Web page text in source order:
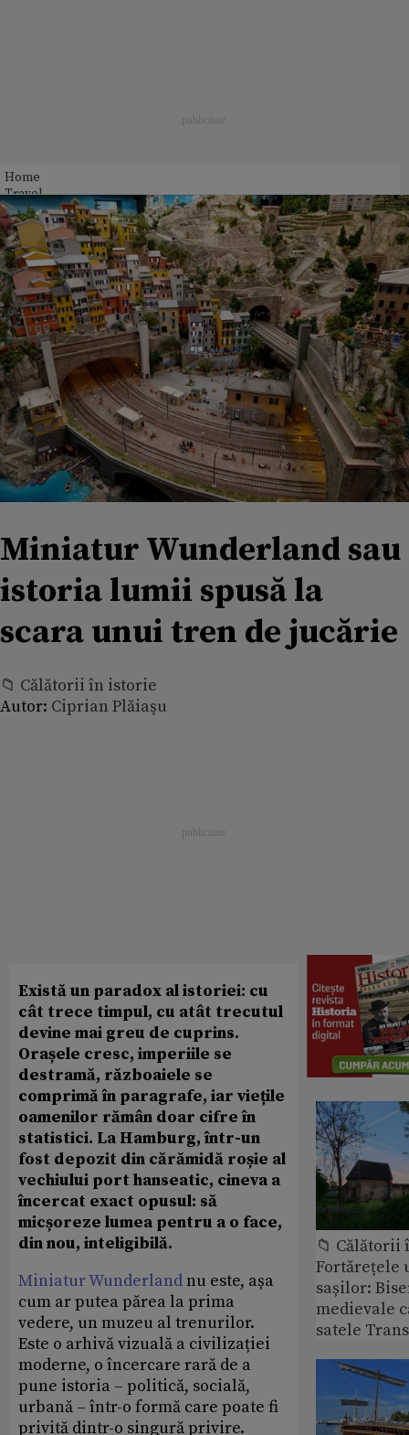
Home
Travel
Miniatur Wunderland sau
istoria lumii spusă la
scara unui tren de jucărie
📁 Călătorii în istorie
Autor: Ciprian Plăiaşu
Există un paradox al istoriei: cu
cât trece timpul, cu atât trecutul
devine mai greu de cuprins.
Orașele cresc, imperiile se
destramă, războaiele se
comprimă în paragrafe, iar viețile
oamenilor rămân doar cifre în
statistici. La Hamburg, într-un
fost depozit din cărămidă roșie al
vechiului port hanseatic, cineva a
încercat exact opusul: să
micșoreze lumea pentru a o face,
din nou, inteligibilă.
Miniatur Wunderlandnu este, așa
cum ar putea părea la prima
vedere, un muzeu al trenurilor.
Este o arhivă vizuală a civilizației
moderne, o încercare rară de a
pune istoria – politică, socială,
urbană – într-o formă care poate fi
privită dintr-o singură privire.
📁 Călătorii
Fortărețele
sașilor:
medievale
satele